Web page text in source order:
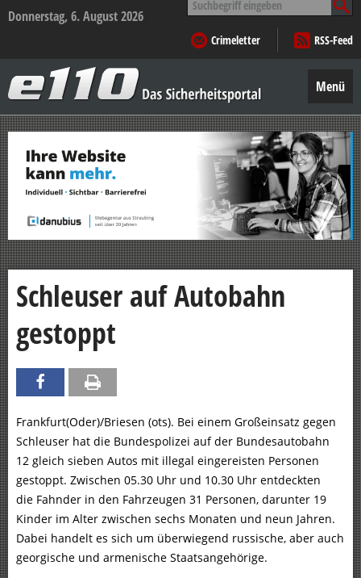
Donnerstag, 6. August 2026
nach:
Crimeletter
RSS-Feed
–
Das
Sicherheitsportal
Menü
Zum
Inhalt
springen
Schleuser auf Autobahn
gestoppt
Frankfurt(Oder)/Briesen (ots). Bei einem Großeinsatz gegen
Schleuser hat die Bundespolizei auf der Bundesautobahn
12 gleich sieben Autos mit illegal eingereisten Personen
gestoppt. Zwischen 05.30 Uhr und 10.30 Uhr entdeckten
die Fahnder in den Fahrzeugen 31 Personen, darunter 19
Kinder im Alter zwischen sechs Monaten und neun Jahren.
Dabei handelt es sich um überwiegend russische, aber auch
georgische und armenische Staatsangehörige.